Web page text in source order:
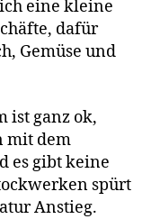
eine kleine
dafür
Gemüse und
ist ganz ok,
mit dem
es gibt keine
spürt
Anstieg.